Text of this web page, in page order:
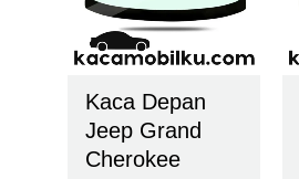
Kaca Depan
Jeep Grand
Cherokee